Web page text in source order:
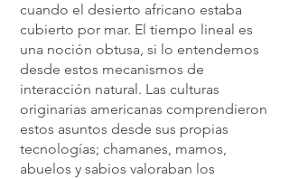
cuando el desierto africano estaba
cubierto por mar. El tiempo lineal es
una noción obtusa, si lo entendemos
desde estos mecanismos de
interacción natural. Las culturas
originarias americanas comprendieron
estos asuntos desde sus propias
tecnologías; chamanes, mamos,
abuelos y sabios valoraban los